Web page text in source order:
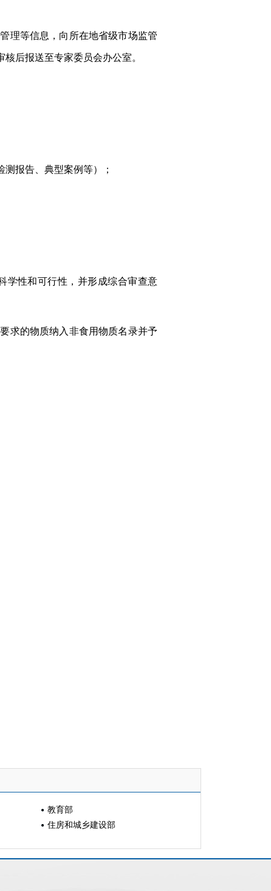
理等信息，向所在地省级市场监管
后报送至专家委员会办公室。
报告、典型案例等）；
学性和可行性，并形成综合审查意
求的物质纳入非食用物质名录并予
教育部
住房和城乡建设部